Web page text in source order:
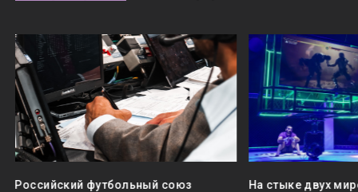
Российский футбольный союз
На стыке двух